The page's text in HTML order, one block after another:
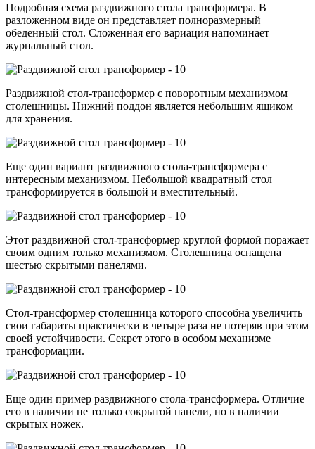
Подробная схема раздвижного стола трансформера. В
разложенном виде он представляет полноразмерный
обеденный стол. Сложенная его вариация напоминает
журнальный стол.
Раздвижной стол-трансформер с поворотным механизмом
столешницы. Нижний поддон является небольшим ящиком
для хранения.
Еще один вариант раздвижного стола-трансформера с
интересным механизмом. Небольшой квадратный стол
трансформируется в большой и вместительный.
Этот раздвижной стол-трансформер круглой формой поражает
своим одним только механизмом. Столешница оснащена
шестью скрытыми панелями.
Стол-трансформер столешница которого способна увеличить
свои габариты практически в четыре раза не потеряв при этом
своей устойчивости. Секрет этого в особом механизме
трансформации.
Еще один пример раздвижного стола-трансформера. Отличие
его в наличии не только сокрытой панели, но в наличии
скрытых ножек.